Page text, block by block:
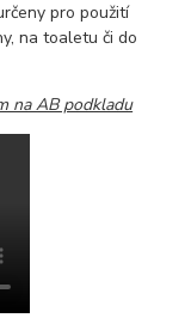
pro použití
na toaletu či do
na AB podkladu